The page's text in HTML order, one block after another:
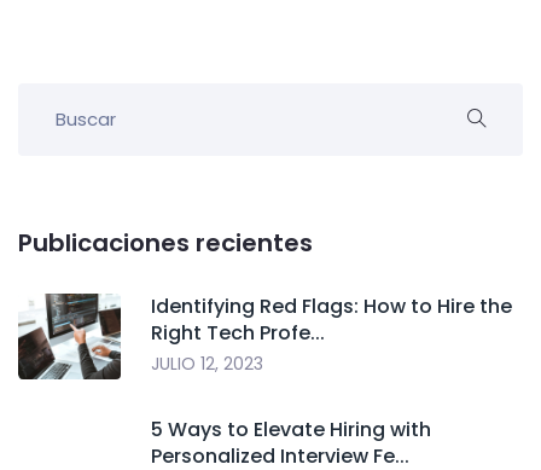
Publicaciones recientes
Identifying Red Flags: How to Hire the
Right Tech Profe...
JULIO 12, 2023
5 Ways to Elevate Hiring with
Personalized Interview Fe...